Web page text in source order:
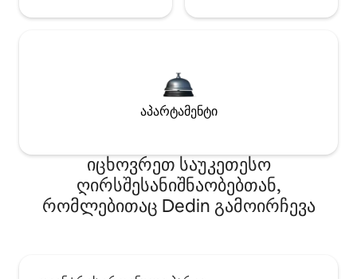
აპარტამენტი
იცხოვრეთ საუკეთესო
ღირსშესანიშნაობებთან,
რომლებითაც Dedin გამოირჩევა